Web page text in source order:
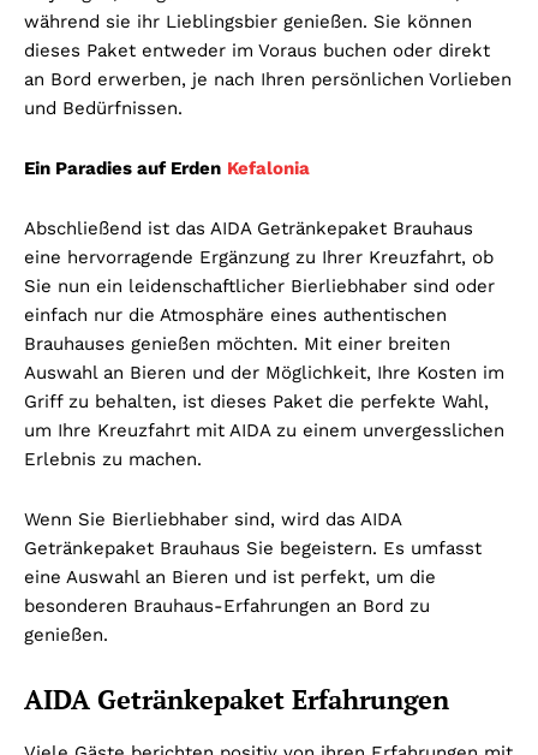
während sie ihr Lieblingsbier genießen. Sie können
dieses Paket entweder im Voraus buchen oder direkt
an Bord erwerben, je nach Ihren persönlichen Vorlieben
und Bedürfnissen.
Ein Paradies auf Erden Kefalonia
Abschließend ist das AIDA Getränkepaket Brauhaus
eine hervorragende Ergänzung zu Ihrer Kreuzfahrt, ob
Sie nun ein leidenschaftlicher Bierliebhaber sind oder
einfach nur die Atmosphäre eines authentischen
Brauhauses genießen möchten. Mit einer breiten
Auswahl an Bieren und der Möglichkeit, Ihre Kosten im
Griff zu behalten, ist dieses Paket die perfekte Wahl,
um Ihre Kreuzfahrt mit AIDA zu einem unvergesslichen
Erlebnis zu machen.
Wenn Sie Bierliebhaber sind, wird das AIDA
Getränkepaket Brauhaus Sie begeistern. Es umfasst
eine Auswahl an Bieren und ist perfekt, um die
besonderen Brauhaus-Erfahrungen an Bord zu
genießen.
AIDA Getränkepaket Erfahrungen